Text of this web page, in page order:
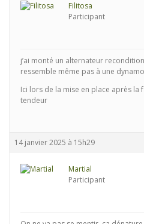
Filitosa
Participant
j’ai monté un alternateur
ressemble même pas à une
Ici lors de la mise en place après la
tendeur
14 janvier 2025 à 15h29
Martial
Participant